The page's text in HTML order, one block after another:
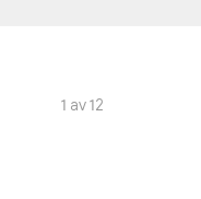
1 av12